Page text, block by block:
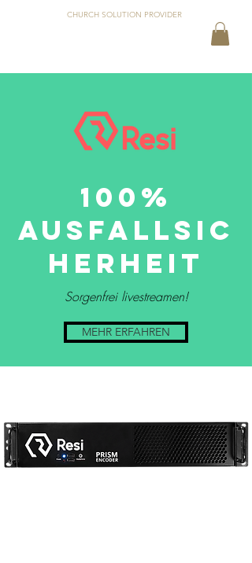
CHURCH SOLUTION PROVIDER
100%
Ausfallsic
herheit
Sorgenfrei livestreamen!
MEHR ERFAHREN